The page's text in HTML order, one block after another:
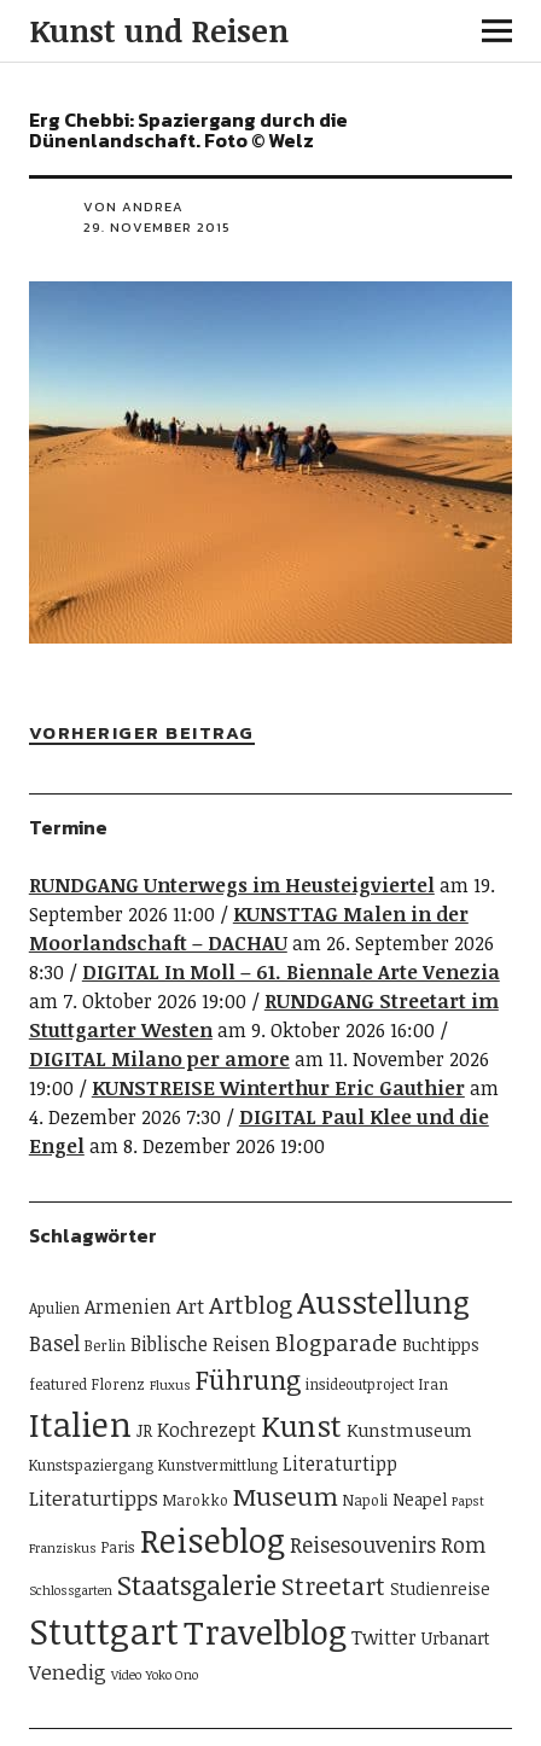
Kunst und Reisen
Erg Chebbi: Spaziergang durch die
Dünenlandschaft. Foto © Welz
VON ANDREA
29. NOVEMBER 2015
VORHERIGER BEITRAG
Termine
RUNDGANG Unterwegs im Heusteigviertelam 19.
September 2026 11:00
KUNSTTAG Malen in der
Moorlandschaft – DACHAUam 26. September 2026
8:30
DIGITAL In Moll – 61. Biennale Arte Venezia
am 7. Oktober 2026 19:00
RUNDGANG Streetart im
Stuttgarter Westenam 9. Oktober 2026 16:00
DIGITAL Milano per amoream 11. November 2026
19:00
KUNSTREISE Winterthur Eric Gauthieram
4. Dezember 2026 7:30
DIGITAL Paul Klee und die
Engelam 8. Dezember 2026 19:00
Schlagwörter
Apulien ArmenienArtArtblogAusstellung
Basel Berlin Biblische ReisenBlogparade Buchtipps
featured Florenz Fluxus Führung insideoutproject Iran
Italien JR Kochrezept Kunst Kunstmuseum
Kunstspaziergang Kunstvermittlung Literaturtipp
Literaturtipps Marokko Museum Napoli Neapel Papst
Franziskus Paris Reiseblog ReisesouvenirsRom
Schlossgarten Staatsgalerie Streetart Studienreise
StuttgartTravelblog Twitter Urbanart
Venedig Video Yoko Ono